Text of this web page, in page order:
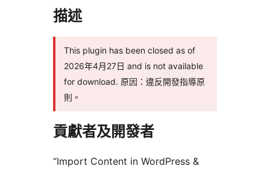
描述
This plugin has been closed as of
2026年4月27日 and is not available
for download. 原因：違反開發指導原
則。
貢獻者及開發者
“Import Content in WordPress &